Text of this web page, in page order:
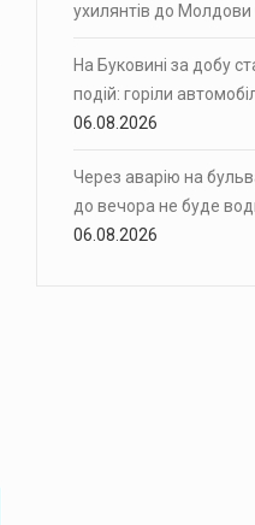
ухилянтів до Молдови
На Буковині за добу
подій: горіли
06.08.2026
Через аварію на
до вечора не буде
06.08.2026